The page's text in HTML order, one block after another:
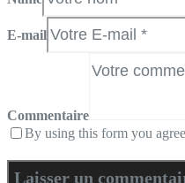
E-mail
Commentaire
By using this form you